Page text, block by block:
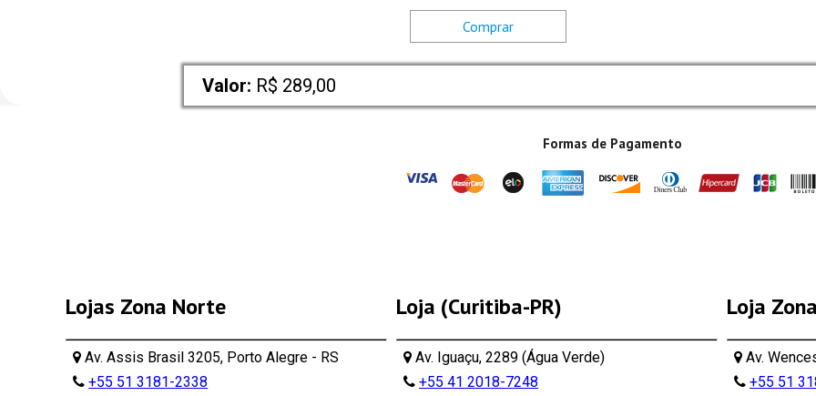
Comprar
Valor: R$ 289,00
Formas de Pagamento
Lojas Zona Norte
Av. Assis Brasil 3205, Porto Alegre - RS
+55 51 3181-2338
Loja (Curitiba-PR)
Av. Iguaçu, 2289 (Água Verde)
+55 41 2018-7248
Loja
Av.
+55 51